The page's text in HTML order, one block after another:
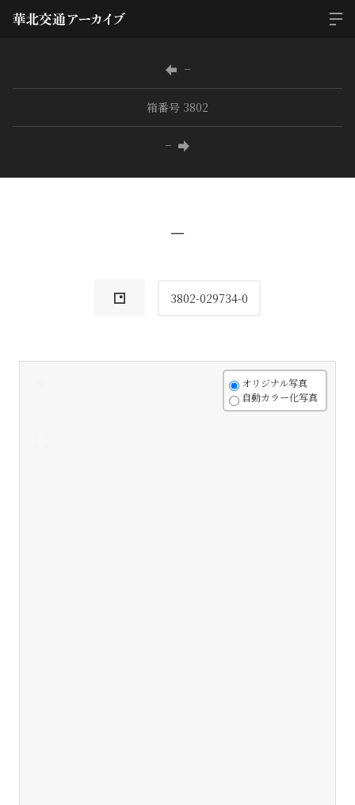
−
箱番号 3802
−
−
3802-029734-0
オリジナル写真
自動カラー化写真